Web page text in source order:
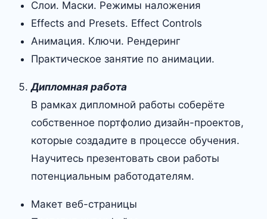
Слои. Маски. Режимы наложения
Effects and Presets. Effect Controls
Анимация. Ключи. Рендеринг
Практическое занятие по анимации.
Дипломная работа
В рамках дипломной работы соберёте
собственное портфолио дизайн-проектов,
которые создадите в процессе обучения.
Научитесь презентовать свои работы
потенциальным работодателям.
Макет веб-страницы